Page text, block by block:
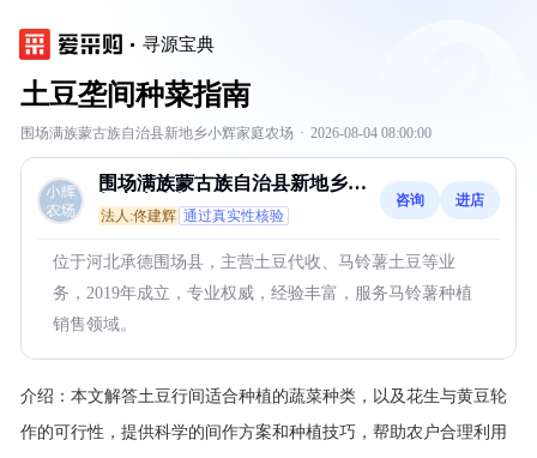
寻源宝典
土豆垄间种菜指南
围场满族蒙古族自治县新地乡小辉家庭农场 · 2026-08-04 08:00:00
围场满族蒙古族自治县新地乡小
辉家庭农场
法人:佟建辉 通过真实性核验
咨询 进店
位于河北承德围场县，主营土豆代收、马铃薯土豆等业
务，2019年成立，专业权威，经验丰富，服务马铃薯种植
销售领域。
介绍： 本文解答土豆行间适合种植的蔬菜种类，以及花生与黄豆轮
作的可行性，提供科学的间作方案和种植技巧，帮助农户合理利用